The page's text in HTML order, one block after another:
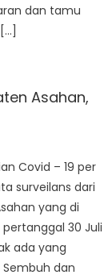
dan tamu
Asahan,
Covid – 19 per
surveilans dari
yang di
30 Juli
ada yang
dan